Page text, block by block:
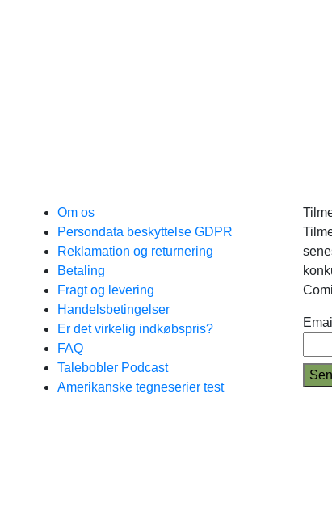
Om os
Persondata beskyttelse GDPR
Reklamation og returnering
Betaling
Fragt og levering
Handelsbetingelser
Er det virkelig indkøbspris?
FAQ
Talebobler Podcast
Amerikanske tegneserier test